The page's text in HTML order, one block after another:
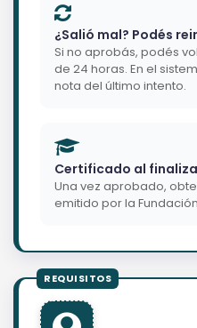
¿Salió mal? Podés
Si no aprobás, podés
de 24 horas. En el
nota del último intento.
Certificado al
Una vez aprobado,
emitido por la